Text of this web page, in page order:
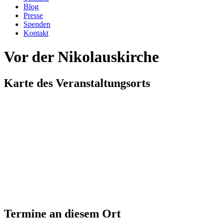
Blog
Presse
Spenden
Kontakt
Vor der Nikolauskirche
Karte des Veranstaltungsorts
Termine an diesem Ort